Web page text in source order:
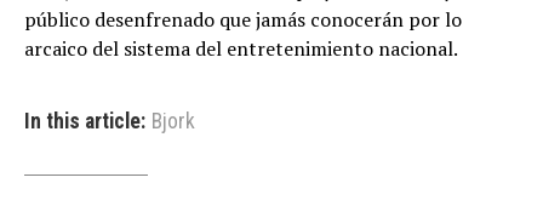
público desenfrenado que jamás conocerán por lo
arcaico del sistema del entretenimiento nacional.
In this article: Bjork